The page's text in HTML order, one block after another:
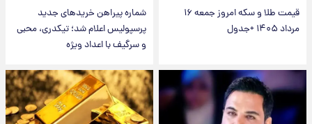
قیمت طلا و سکه امروز جمعه ۱۶
مرداد ۱۴۰۵ +جدول
شماره پیراهن خریدهای جدید
پرسپولیس اعلام شد؛ تیکدری، محبی
و سرگیف با اعداد ویژه